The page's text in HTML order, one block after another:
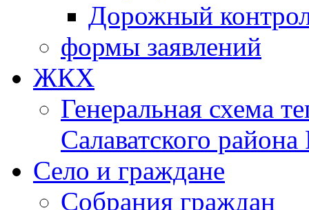
Дорожный
формы заявлений
ЖКХ
Генеральная схема
Салаватского района
Село и граждане
Собрания граждан